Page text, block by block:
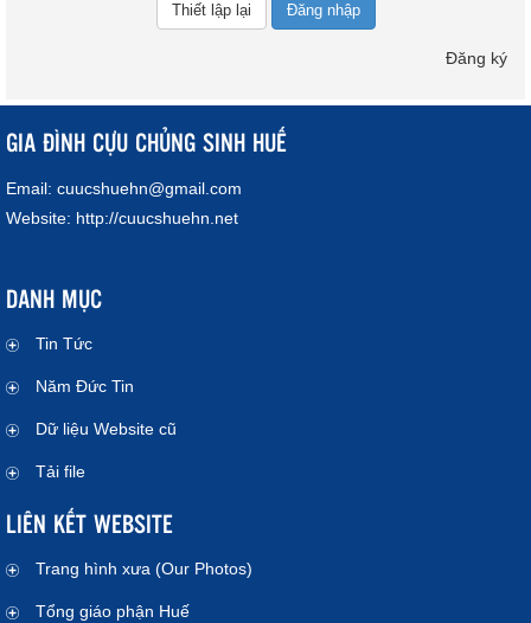
Đăng nhập
Đăng ký
GIA ĐÌNH CỰU CHỦNG SINH HUẾ
Email: cuucshuehn@gmail.com
Website: http://cuucshuehn.net
DANH MỤC
Tin Tức
Năm Đức Tin
Dữ liệu Website cũ
Tải file
LIÊN KẾT WEBSITE
Trang hình xưa (Our Photos)
Tổng giáo phận Huế